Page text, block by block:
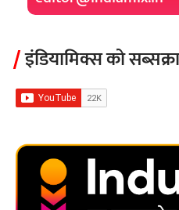
इंडियामिक्स को